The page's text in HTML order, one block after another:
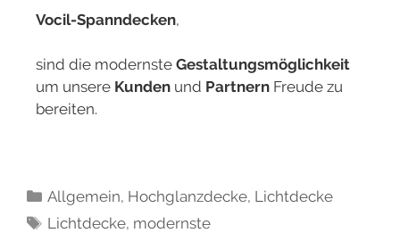
Vocil-Spanndecken,
sind die modernste Gestaltungsmöglichkeit
um unsere Kunden und Partnern Freude zu
bereiten.
Allgemein, Hochglanzdecke, Lichtdecke
Lichtdecke, modernste